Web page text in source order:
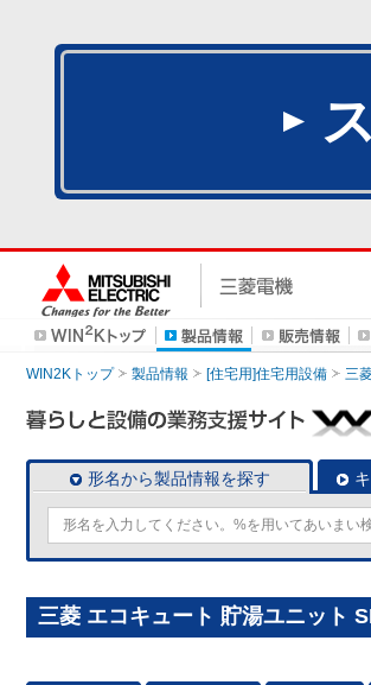
WIN2Kトップ 製品情報 [住宅用]住宅用設備 三
形名から製品情報を探す
三菱 エコキュート 貯湯ユニット